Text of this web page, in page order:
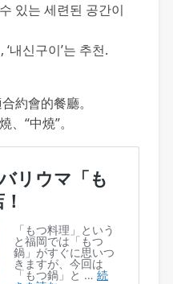
있는 세련된 공간이
내신구이’는 추천.
約會的餐廳。
“中燒”。